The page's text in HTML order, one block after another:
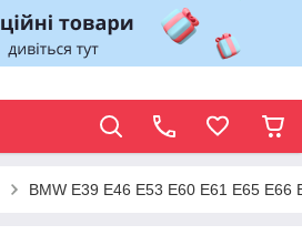
BMW E39 E46 E53 E60 E61 E65 E66